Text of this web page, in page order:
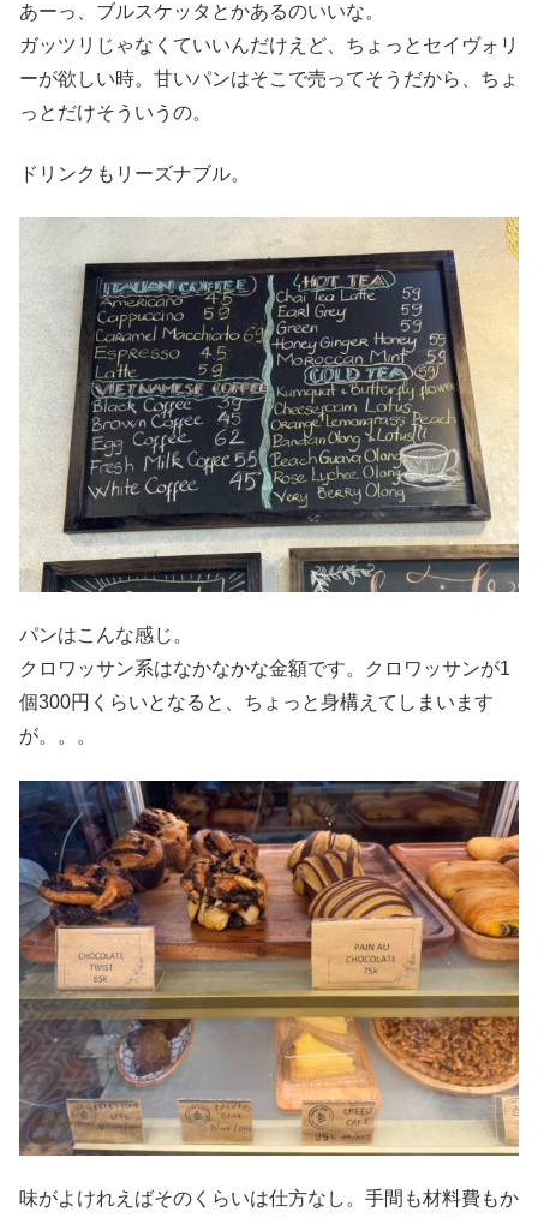
あーっ、ブルスケッタとかあるのいいな。
ガッツリじゃなくていいんだけえど、ちょっとセイヴォリ
ーが欲しい時。甘いパンはそこで売ってそうだから、ちょ
っとだけそういうの。
ドリンクもリーズナブル。
パンはこんな感じ。
クロワッサン系はなかなかな金額です。クロワッサンが1
個300円くらいとなると、ちょっと身構えてしまいます
が。。。
味がよけれえばそのくらいは仕方なし。手間も材料費もか